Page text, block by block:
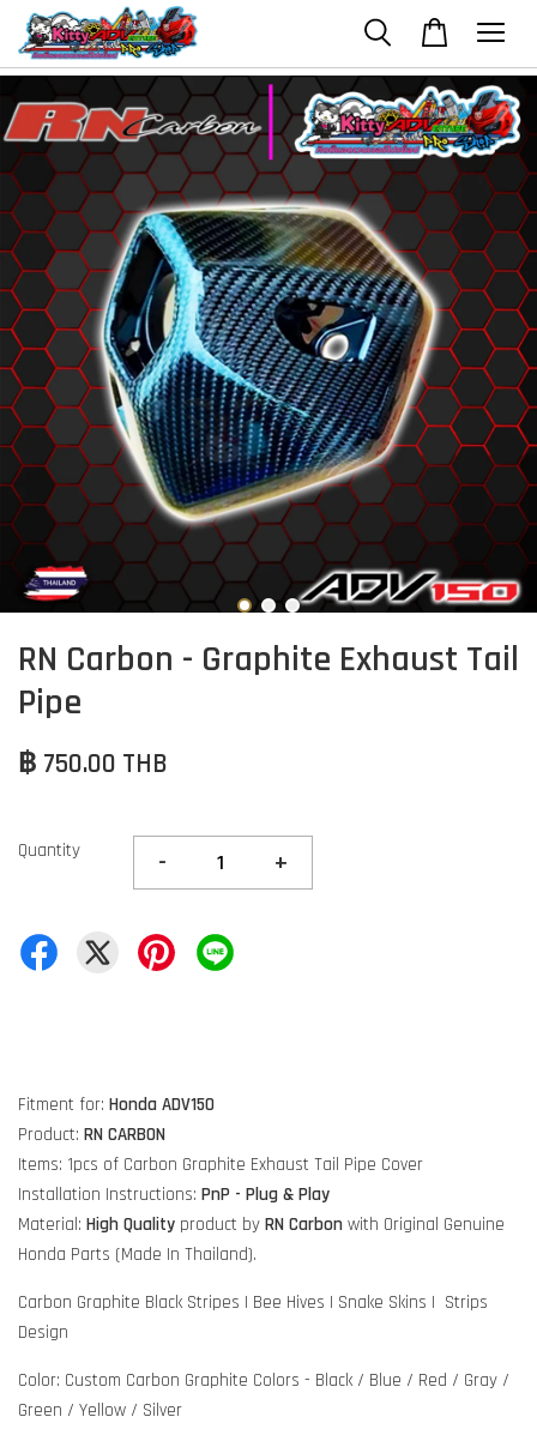
RN Carbon - Graphite Exhaust Tail
Pipe
฿ 750.00 THB
Quantity - +
Fitment for: Honda ADV150
Product: RN CARBON
Items: 1pcs of Carbon Graphite Exhaust Tail Pipe Cover
Installation Instructions: PnP - Plug & Play
Material: High Quality product by RN Carbon with Original Genuine
Honda Parts (Made In Thailand).
Carbon Graphite Black Stripes | Bee Hives | Snake Skins | Strips
Design
Color: Custom Carbon Graphite Colors - Black / Blue / Red / Gray /
Green / Yellow / Silver